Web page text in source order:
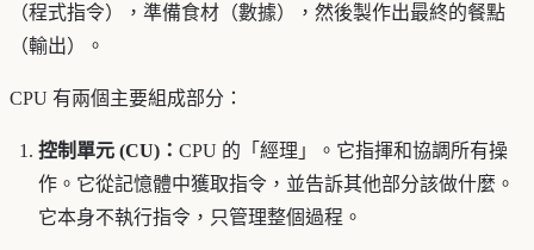
（程式指令），準備食材（數據），然後製作出最終的餐點
（輸出）。
CPU 有兩個主要組成部分：
控制單元 (CU)： CPU 的「經理」。它指揮和協調所有操
作。它從記憶體中獲取指令，並告訴其他部分該做什麼。
它本身不執行指令，只管理整個過程。